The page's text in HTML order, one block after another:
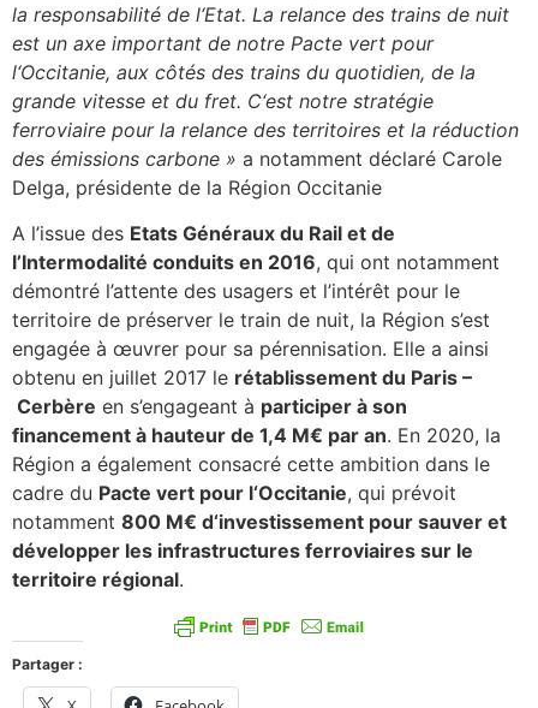
la responsabilité de l‘Etat. La relance des trains de nuit
est un axe important de notre Pacte vert pour
l‘Occitanie, aux côtés des trains du quotidien, de la
grande vitesse et du fret. C‘est notre stratégie
ferroviaire pour la relance des territoires et la réduction
des émissions carbone » a notamment déclaré Carole
Delga, présidente de la Région Occitanie
A l’issue des Etats Généraux du Rail et de
l’Intermodalité conduits en 2016, qui ont notamment
démontré l’attente des usagers et l’intérêt pour le
territoire de préserver le train de nuit, la Région s’est
engagée à œuvrer pour sa pérennisation. Elle a ainsi
obtenu en juillet 2017 le rétablissement du Paris –
Cerbère en s’engageant à participer à son
financement à hauteur de 1,4 M€ par an. En 2020, la
Région a également consacré cette ambition dans le
cadre du Pacte vert pour l‘Occitanie, qui prévoit
notamment 800 M€ d‘investissement pour sauver et
développer les infrastructures ferroviaires sur le
territoire régional.
Partager :